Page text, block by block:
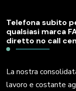
Telefona subito
qualsiasi marca
diretto no call
La nostra
lavoro e costante